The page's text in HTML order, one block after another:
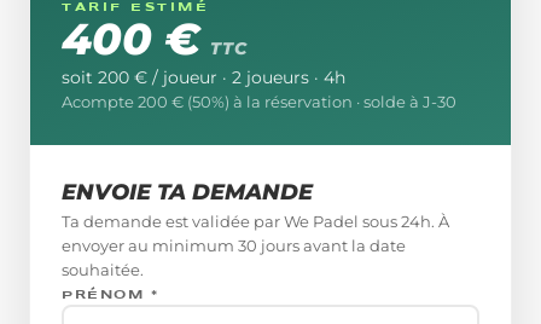
TARIF ESTIMÉ
400 € TTC
soit 200 € / joueur · 2 joueurs · 4h
Acompte200 € (50%) à la réservation · solde à J-30
ENVOIE TA DEMANDE
Ta demande est validée par We Padel sous 24h. À
envoyer au minimum 30 jours avant la date
souhaitée.
PRÉNOM *